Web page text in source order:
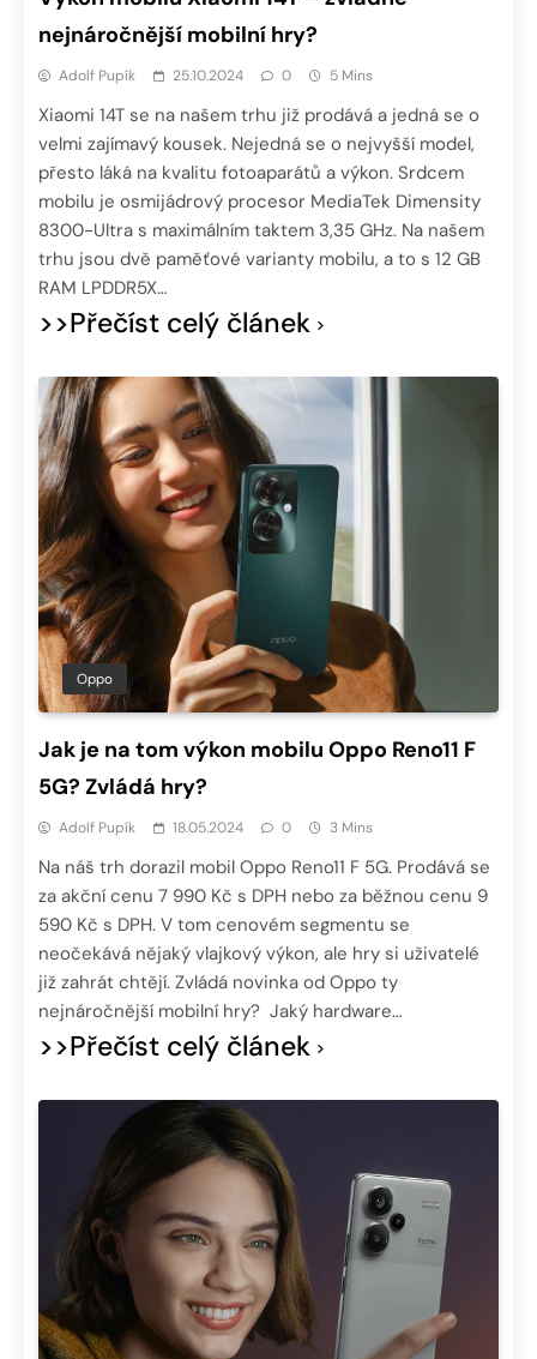
nejnáročnější mobilní hry?
Adolf Pupík 25.10.2024 0 5 Mins
Xiaomi 14T se na našem trhu již prodává a jedná se o
velmi zajímavý kousek. Nejedná se o nejvyšší model,
přesto láká na kvalitu fotoaparátů a výkon. Srdcem
mobilu je osmijádrový procesor MediaTek Dimensity
8300-Ultra s maximálním taktem 3,35 GHz. Na našem
trhu jsou dvě paměťové varianty mobilu, a to s 12 GB
RAM LPDDR5X…
>>Přečíst celý článek
Oppo
Jak je na tom výkon mobilu Oppo Reno11 F
5G? Zvládá hry?
Adolf Pupík 18.05.2024 0 3 Mins
Na náš trh dorazil mobil Oppo Reno11 F 5G. Prodává se
za akční cenu 7 990 Kč s DPH nebo za běžnou cenu 9
590 Kč s DPH. V tom cenovém segmentu se
neočekává nějaký vlajkový výkon, ale hry si uživatelé
již zahrát chtějí. Zvládá novinka od Oppo ty
nejnáročnější mobilní hry? Jaký hardware…
>>Přečíst celý článek